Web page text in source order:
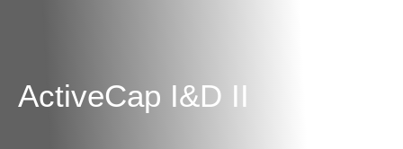
ActiveCap I&D II